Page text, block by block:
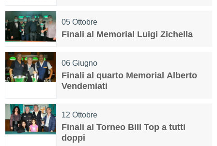
05 Ottobre
Finali al Memorial Luigi Zichella
06 Giugno
Finali al quarto Memorial Alberto
Vendemiati
12 Ottobre
Finali al Torneo Bill Top a tutti
doppi